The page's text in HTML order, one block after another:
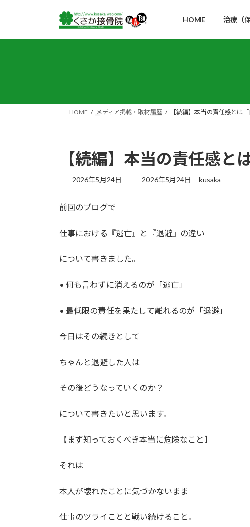
ン
ッ
ー
移
HOME 治療（
HOME メディア掲載・取材履歴 【続編】本当の責任感とは
【続編】本当の責任感
2026年5月24日
最
時
:
2026年5月24日 kusaka
前回のブログで
仕事における『逃亡』と『退避』の違い
について書きました。
• 何も言わずに消えるのが「逃亡」
• 最低限の責任を果たして離れるのが「退避」
今日はその続きとして
ちゃんと退避した人は
その後どうなっていくのか？
について書きたいと思います。
【まず知っておくべき本当に危険なこと】
それは
本人が壊れたことに気づかないまま
仕事のツライことと戦い続けること。